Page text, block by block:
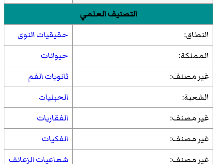
التصنيف العلمي
النطاق:
حقيقيات النوى
المملكة:
حيوانات
غير مصنف:
ثانويات الفم
الشعبة:
الحبليات
غير مصنف:
الفقاريات
غير مصنف:
الفكيات
غير مصنف:
شعاعيات الزعانف